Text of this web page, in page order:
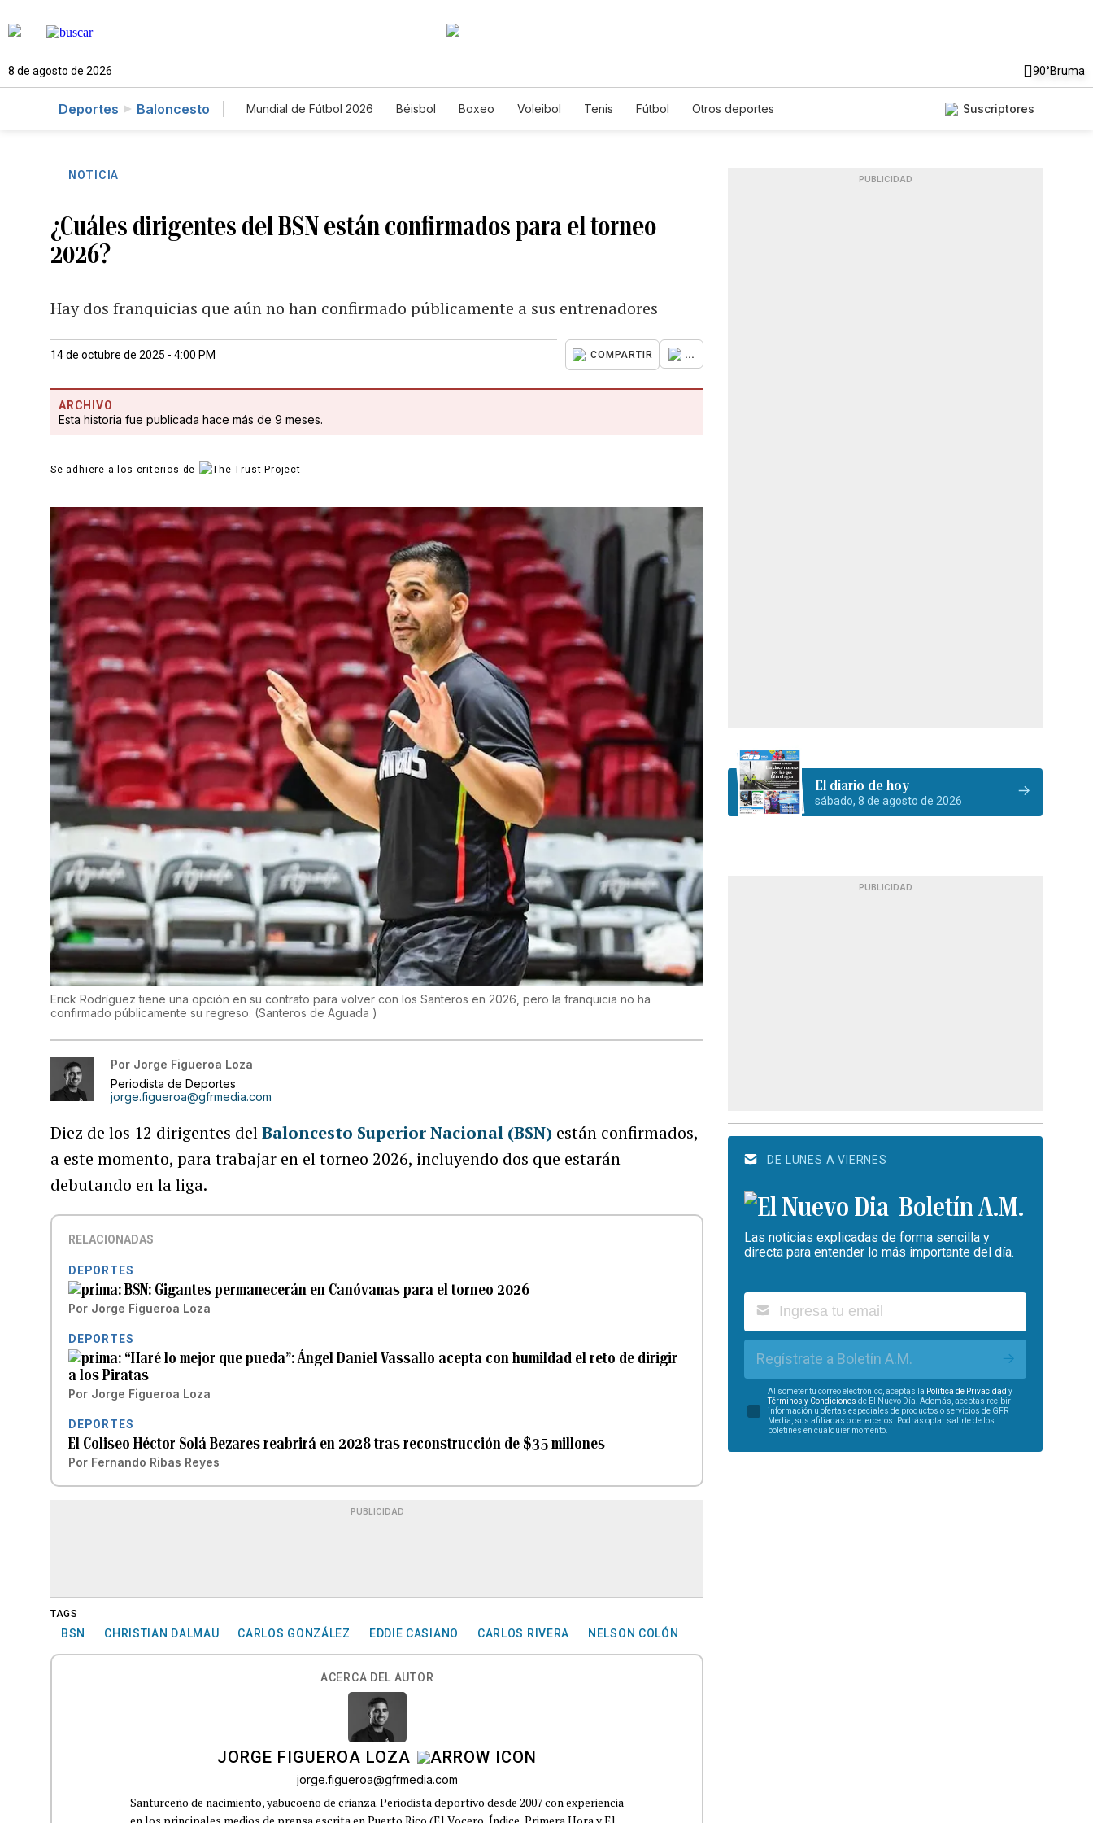
8 de agosto de 2026 90°Bruma
Deportes Baloncesto Mundial de Fútbol 2026 Béisbol Boxeo Voleibol Tenis Fútbol Otros deportes Suscriptores
NOTICIA
¿Cuáles dirigentes del BSN están confirmados para el torneo
2026?
Hay dos franquicias que aún no han confirmado públicamente a sus entrenadores
14 de octubre de 2025 - 4:00 PM COMPARTIR ...
ARCHIVO
Esta historia fue publicada hace más de 9 meses.
Se adhiere a los criterios de
Erick Rodríguez tiene una opción en su contrato para volver con los Santeros en 2026, pero la franquicia no ha
confirmado públicamente su regreso. (Santeros de Aguada )
Por Jorge Figueroa Loza
Periodista de Deportes
jorge.figueroa@gfrmedia.com
Diez de los 12 dirigentes delBaloncesto Superior Nacional (BSN) están confirmados,
a este momento, para trabajar en el torneo 2026, incluyendo dos que estarán
debutando en la liga.
RELACIONADAS
DEPORTES
BSN: Gigantes permanecerán en Canóvanas para el torneo 2026
Por Jorge Figueroa Loza
DEPORTES
“Haré lo mejor que pueda”: Ángel Daniel Vassallo acepta con humildad el reto de dirigir
a los Piratas
Por Jorge Figueroa Loza
DEPORTES
El Coliseo Héctor Solá Bezares reabrirá en 2028 tras reconstrucción de $35 millones
Por Fernando Ribas Reyes
PUBLICIDAD
TAGS
BSN CHRISTIAN DALMAU CARLOS GONZÁLEZ EDDIE CASIANO CARLOS RIVERA NELSON COLÓN
ACERCA DEL AUTOR
JORGE FIGUEROA LOZA
jorge.figueroa@gfrmedia.com
Santurceño de nacimiento, yabucoeño de crianza. Periodista deportivo desde 2007 con experiencia
PUBLICIDAD
El diario de hoy
sábado, 8 de agosto de 2026
PUBLICIDAD
DE LUNES A VIERNES
Boletín A.M.
Las noticias explicadas de forma sencilla y
directa para entender lo más importante del día.
Regístrate a Boletín A.M.
Al someter tu correo electrónico, aceptas la Política de Privacidad y
Términos y Condiciones de El Nuevo Día. Además, aceptas recibir
información u ofertas especiales de productos o servicios de GFR
Media, sus afiliadas o de terceros. Podrás optar salirte de los
boletines en cualquier momento.